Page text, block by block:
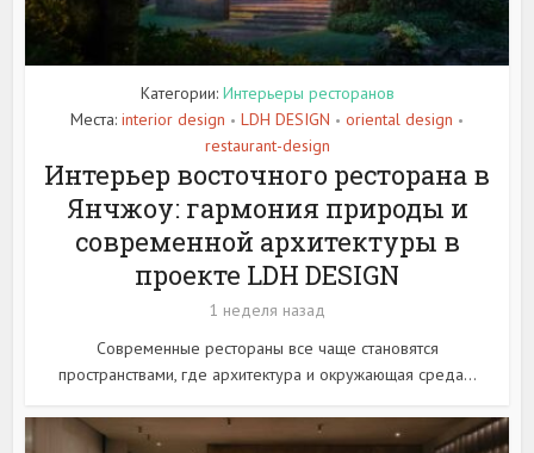
Категории: Интерьеры ресторанов
Места: interior design • LDH DESIGN • oriental design •
restaurant-design
Интерьер восточного ресторана в
Янчжоу: гармония природы и
современной архитектуры в
проекте LDH DESIGN
1 неделя назад
Современные рестораны все чаще становятся
пространствами, где архитектура и окружающая среда...